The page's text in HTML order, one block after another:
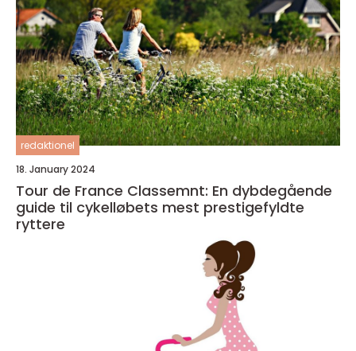
redaktionel
18. January 2024
Tour de France Classemnt: En dybdegående
guide til cykelløbets mest prestigefyldte
ryttere